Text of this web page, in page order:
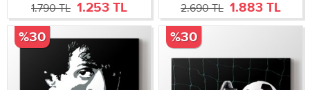
1.790 TL 1.253 TL 2.690 TL 1.883 TL
%30 %30